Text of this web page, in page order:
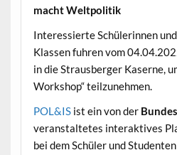
macht Weltpolitik
Interessierte Schülerinnen
Klassen fuhren vom
in die Strausberger Kaserne,
Workshop“ teilzunehmen.
POL&ISist ein von der
veranstaltetes interaktives
bei dem Schüler und